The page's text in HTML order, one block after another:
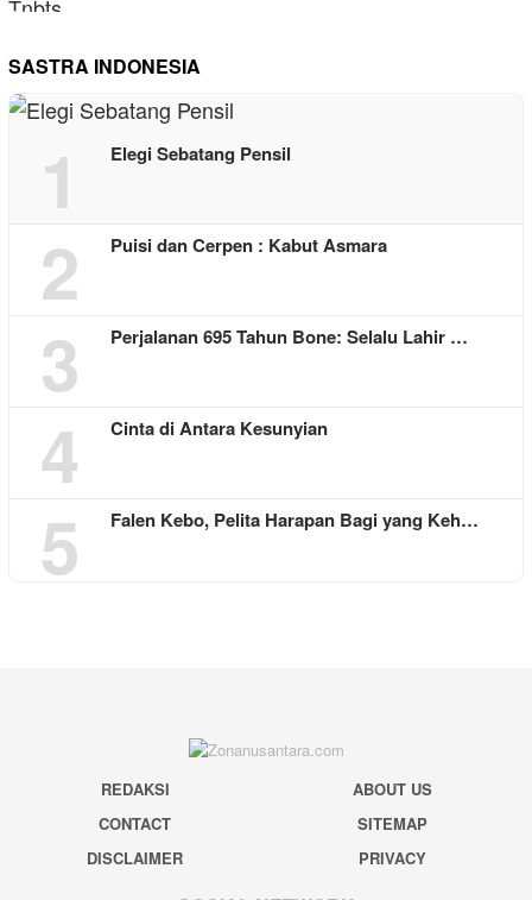
SASTRA INDONESIA
1 Elegi Sebatang Pensil
2 Puisi dan Cerpen : Kabut Asmara
3 Perjalanan 695 Tahun Bone: Selalu Lahir …
4 Cinta di Antara Kesunyian
5 Falen Kebo, Pelita Harapan Bagi yang Keh…
REDAKSI
ABOUT US
CONTACT
SITEMAP
DISCLAIMER
PRIVACY